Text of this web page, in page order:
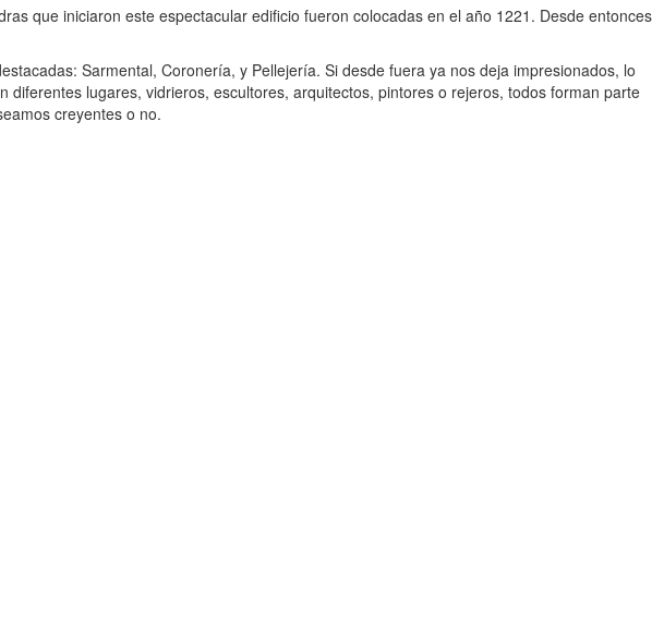
que iniciaron este espectacular edificio fueron colocadas en el año 1221. Desde entonces
Sarmental, Coronería, y Pellejería. Si desde fuera ya nos deja impresionados, lo
diferentes lugares, vidrieros, escultores, arquitectos, pintores o rejeros, todos forman parte
creyentes o no.